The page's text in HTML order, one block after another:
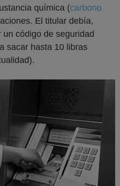
química (carbono
El titular debía,
código de seguridad
sacar hasta 10 libras